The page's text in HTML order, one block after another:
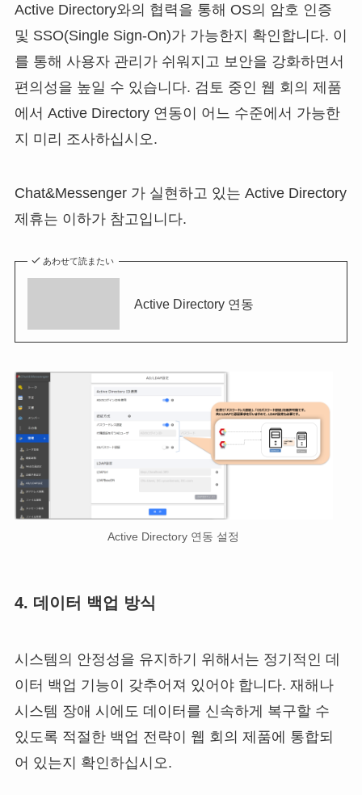
Active Directory와의 협력을 통해 OS의 암호 인증
및 SSO(Single Sign-On)가 가능한지 확인합니다. 이
를 통해 사용자 관리가 쉬워지고 보안을 강화하면서
편의성을 높일 수 있습니다. 검토 중인 웹 회의 제품
에서 Active Directory 연동이 어느 수준에서 가능한
지 미리 조사하십시오.
Chat&Messenger 가 실현하고 있는 Active Directory
제휴는 이하가 참고입니다.
あわせて読またい
Active Directory 연동
Active Directory 연동 설정
4. 데이터 백업 방식
시스템의 안정성을 유지하기 위해서는 정기적인 데
이터 백업 기능이 갖추어져 있어야 합니다. 재해나
시스템 장애 시에도 데이터를 신속하게 복구할 수
있도록 적절한 백업 전략이 웹 회의 제품에 통합되
어 있는지 확인하십시오.